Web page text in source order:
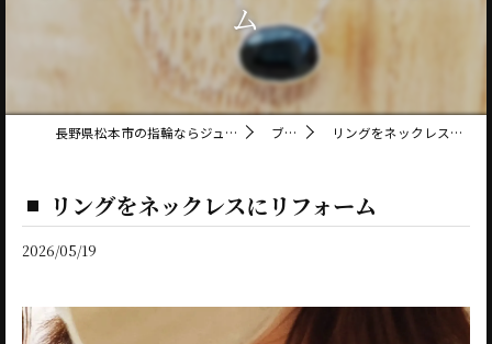
ム
長野県松本市の指輪ならジュエリーサロン鶴 ブログ リングをネックレスにリフォーム
リングをネックレスにリフォーム
2026/05/19